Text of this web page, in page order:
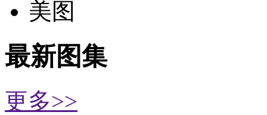
美图
最新图集
更多>>